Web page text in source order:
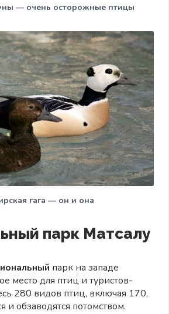
— очень осторожные птицы
гага — он и она
парк Матсалу
парк на западе
место для птиц и туристов-
280 видов птиц, включая 170,
и обзаводятся потомством.